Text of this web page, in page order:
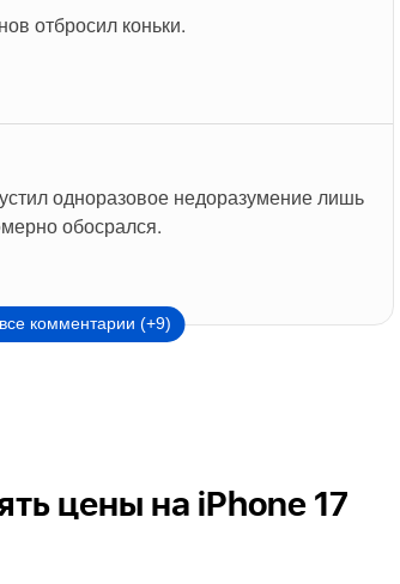
отбросил коньки.
одноразовое недоразумение лишь
обосрался.
комментарии (+9)
цены на iPhone 17